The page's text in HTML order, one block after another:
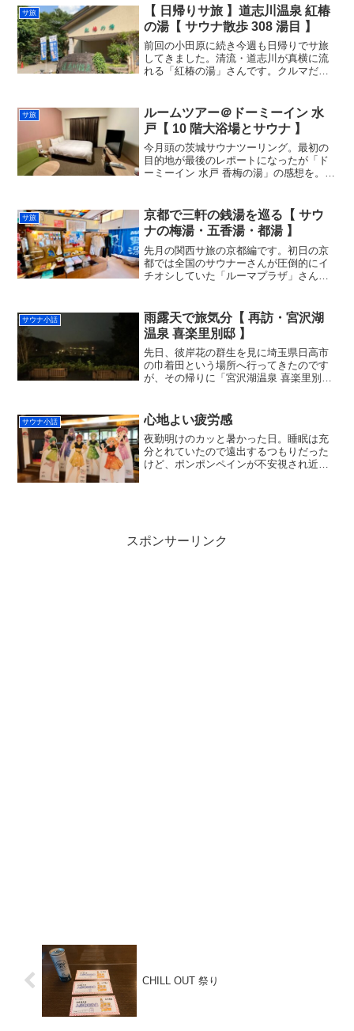
のトントゥ抽選会なるもの...
サ旅
【 日帰りサ旅 】道志川温泉 紅椿
の湯【 サウナ散歩 308 湯目 】
前回の小田原に続き今週も日帰りでサ旅
してきました。清流・道志川が真横に流
れる「紅椿の湯」さんです。クルマだ
で来ると非日常感があって大いにリフレ
ッシュできましたです。正面...
サ旅
ルームツアー＠ドーミーイン 水
戸【 10 階大浴場とサウナ 】
今月頭の茨城サウナツーリング。最初の
目的地が最後のレポートになったが「ド
ーミーイン 水戸 香梅の湯」の感想を。水
てみたかったサウナ付きビジネスホテル
であったが、長...
サ旅
京都で三軒の銭湯を巡る【 サウ
ナの梅湯・五香湯・都湯 】
先月の関西サ旅の京都編です。初日の京
都では全国のサウナーさんが圧倒的にイ
チオシしていた「ルーマプラザ」さん
銭湯のレポートを。京都駅に到着したの
はお昼前。東京駅で新幹線に...
サウナ小話
雨露天で旅気分【 再訪・宮沢湖
温泉 喜楽里別邸 】
先日、彼岸花の群生を見に埼玉県日高市
の巾着田という場所へ行ってきたのです
が、その帰りに「宮沢湖温泉 喜楽里別
無いかなと思ってたんだけど、その曼珠
沙華の群生スポットから最...
サウナ小話 心地よい疲労感
夜勤明けのカッと暑かった日。睡眠は充
分とれていたので遠出するつもりだった
けど、ポンポンペインが不安視され近場
スポンサーリンク
CHILL OUT 祭り